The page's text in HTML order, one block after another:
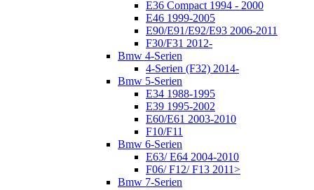
E36 Compact 1994 - 2000
E46 1999-2005
E90/E91/E92/E93 2006-2011
F30/F31 2012-
Bmw 4-Serien
4-Serien (F32) 2014-
Bmw 5-Serien
E34 1988-1995
E39 1995-2002
E60/E61 2003-2010
F10/F11
Bmw 6-Serien
E63/ E64 2004-2010
F06/ F12/ F13 2011>
Bmw 7-Serien